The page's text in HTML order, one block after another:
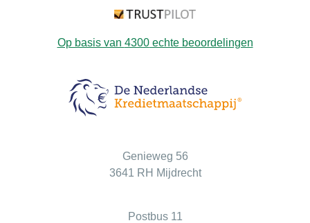
Op basis van 4300echte beoordelingen
Genieweg 56
3641 RH Mijdrecht
Postbus 11